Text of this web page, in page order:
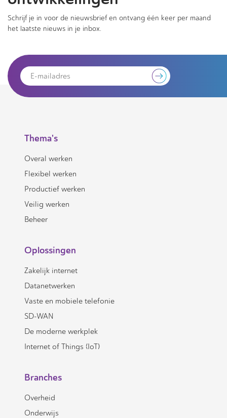
Schrijf je in voor de nieuwsbrief en ontvang één keer per maand
het laatste nieuws in je inbox.
Thema's
Overal werken
Flexibel werken
Productief werken
Veilig werken
Beheer
Oplossingen
Zakelijk internet
Datanetwerken
Vaste en mobiele telefonie
SD-WAN
De moderne werkplek
Internet of Things (IoT)
Branches
Overheid
Onderwijs